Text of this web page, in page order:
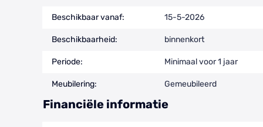
Beschikbaar vanaf: 15-5-2026
Beschikbaarheid: binnenkort
Periode: Minimaal voor 1 jaar
Meubilering: Gemeubileerd
Financiële informatie